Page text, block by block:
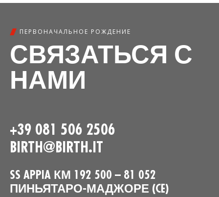
ПЕРВОНАЧАЛЬНОЕ РОЖДЕНИЕ
СВЯЗАТЬСЯ С
НАМИ
+39 081 506 2506
BIRTH@BIRTH.IT
SS APPIA КМ 192 500 – 81 052
ПИНЬЯТАРО-МАДЖОРЕ (CE)